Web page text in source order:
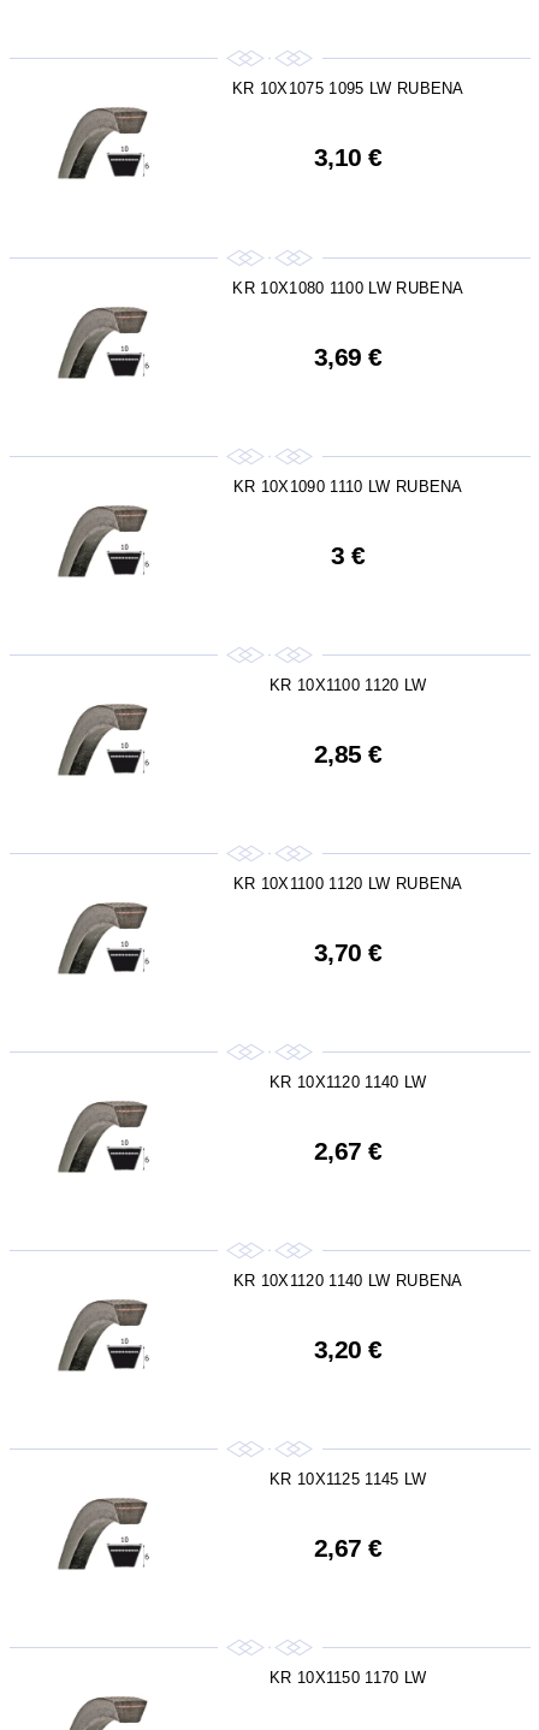
KR 10X1075 1095 LW RUBENA
3,10 €
KR 10X1080 1100 LW RUBENA
3,69 €
KR 10X1090 1110 LW RUBENA
3 €
KR 10X1100 1120 LW
2,85 €
KR 10X1100 1120 LW RUBENA
3,70 €
KR 10X1120 1140 LW
2,67 €
KR 10X1120 1140 LW RUBENA
3,20 €
KR 10X1125 1145 LW
2,67 €
KR 10X1150 1170 LW